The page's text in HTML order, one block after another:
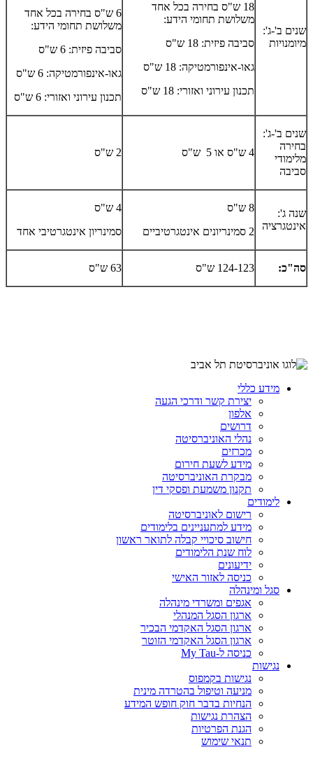
שנים ב'-ג':
מיומנויות
18 ש"ס בחירה בכל אחד
משלושת תחומי הידע:
סביבה פיזית: 18 ש"ס
גאו-אינפורמטיקה: 18 ש"ס
תכנון עירוני ואזורי: 18 ש"ס
6 ש"ס בחירה בכל אחד
משלושת תחומי הידע:
סביבה פיזית: 6 ש"ס
גאו-אינפורמטיקה: 6 ש"ס
תכנון עירוני ואזורי: 6 ש"ס
שנים ב'-ג':
בחירה
מלימודי
סביבה
4 ש"ס או 5 ש"ס 2 ש"ס
שנה ג':
אינטגרציה
8 ש"ס
2 סמינריונים אינטגרטיביים
4 ש"ס
סמינריון אינטגרטיבי אחד
סה"כ: 124-123 ש"ס 63 ש"ס
מידע כללי
יצירת קשר ודרכי הגעה
אלפון
דרושים
נהלי האוניברסיטה
מכרזים
מידע לשעת חירום
מבקרת האוניברסיטה
תקנון משמעת ופסקי דין
לימודים
רישום לאוניברסיטה
מידע למתעניינים בלימודים
חישוב סיכויי קבלה לתואר ראשון
לוח שנת הלימודים
ידיעונים
כניסה לאזור האישי
סגל ומינהלה
אגפים ומשרדי מינהלה
ארגון הסגל המנהלי
ארגון הסגל האקדמי הבכיר
ארגון הסגל האקדמי הזוטר
כניסה ל-My Tau
נגישות
נגישות בקמפוס
מניעה וטיפול בהטרדה מינית
הנחיות בדבר חוק חופש המידע
הצהרת נגישות
הגנת הפרטיות
תנאי שימוש